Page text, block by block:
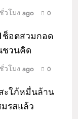
วโมง ago 0
ช็อตสวมกอด
ชวนคิด
วโมง ago 0
ะใภ้หมื่นล้าน
รสแล้ว